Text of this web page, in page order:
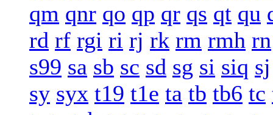
qm qnr qo qp qr qs qt qu
rd rf rgi ri rj rk rm rmh rn
s99 sa sb sc sd sg si siq sj
sy syx t19 t1e ta tb tb6 tc